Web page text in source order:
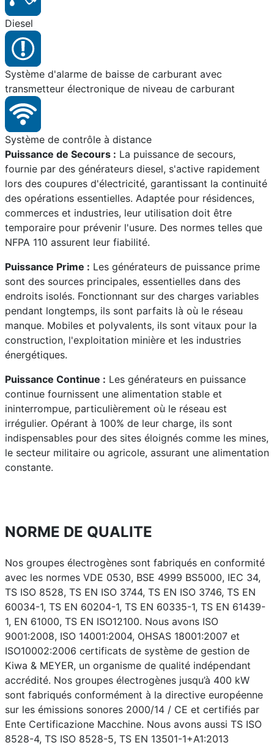
Diesel
Système d'alarme de baisse de carburant avec
transmetteur électronique de niveau de carburant
Système de contrôle à distance
Puissance de Secours : La puissance de secours,
fournie par des générateurs diesel, s'active rapidement
lors des coupures d'électricité, garantissant la continuité
des opérations essentielles. Adaptée pour résidences,
commerces et industries, leur utilisation doit être
temporaire pour prévenir l'usure. Des normes telles que
NFPA 110 assurent leur fiabilité.
Puissance Prime : Les générateurs de puissance prime
sont des sources principales, essentielles dans des
endroits isolés. Fonctionnant sur des charges variables
pendant longtemps, ils sont parfaits là où le réseau
manque. Mobiles et polyvalents, ils sont vitaux pour la
construction, l'exploitation minière et les industries
énergétiques.
Puissance Continue : Les générateurs en puissance
continue fournissent une alimentation stable et
ininterrompue, particulièrement où le réseau est
irrégulier. Opérant à 100% de leur charge, ils sont
indispensables pour des sites éloignés comme les mines,
le secteur militaire ou agricole, assurant une alimentation
constante.
NORME DE QUALITE
Nos groupes électrogènes sont fabriqués en conformité
avec les normes VDE 0530, BSE 4999 BS5000, IEC 34,
TS ISO 8528, TS EN ISO 3744, TS EN ISO 3746, TS EN
60034-1, TS EN 60204-1, TS EN 60335-1, TS EN 61439-
1, EN 61000, TS EN ISO12100. Nous avons ISO
9001:2008, ISO 14001:2004, OHSAS 18001:2007 et
ISO10002:2006 certificats de système de gestion de
Kiwa & MEYER, un organisme de qualité indépendant
accrédité. Nos groupes électrogènes jusqu’à 400 kW
sont fabriqués conformément à la directive européenne
sur les émissions sonores 2000/14 / CE et certifiés par
Ente Certificazione Macchine. Nous avons aussi TS ISO
8528-4, TS ISO 8528-5, TS EN 13501-1+A1:2013